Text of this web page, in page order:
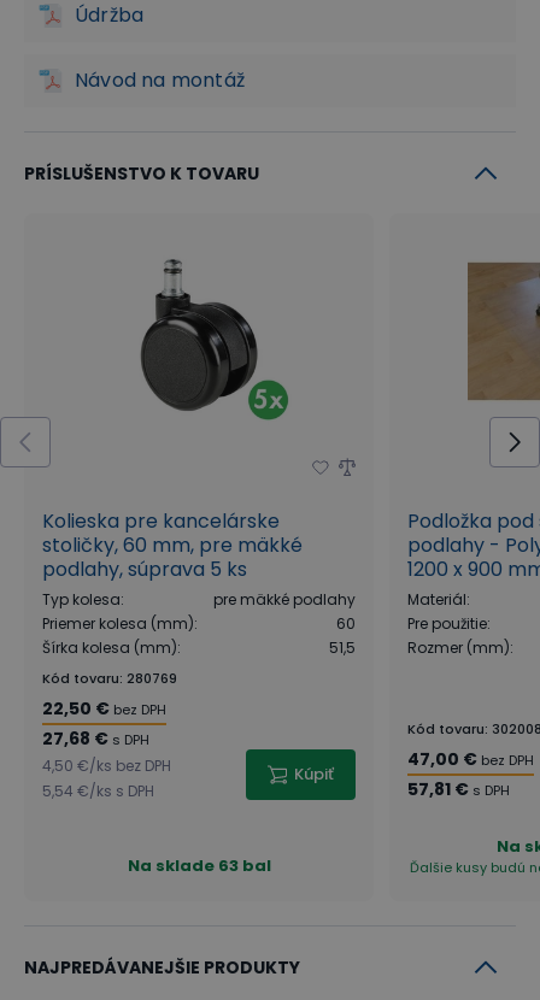
Elegantný hliníkový kríž
Jednou z neprehliadnuteľných súčastí stoličky je
bezpochyby elegantnýhliníkový kríž
dodáva stoličke celkovú stabilitu a odolnosť. Slúži
tiež ako základňa na uchytenie piestu a
pojazdových koliesok. Vďaka použitej základni,
stoličky určený prevysoké zaťaženie až 150 kg.
Povrchová úprava leštením dodáva stoličke
potrebnú eleganciu. Piest umožňuje nastavenie
výšky sedadla v rozsahu 45 - 55 cm.
Kolieska pre tvrdé podlahy - žiadne stopy na
Údržba
Návod na montáž
PRÍSLUŠENSTVO K TOVARU
Kolieska pre kancelárske
stoličky, 60 mm, pre mäkké
podlahy, súprava 5 ks
Typ kolesa:
pre mäkké podlahy
Priemer kolesa (mm):
60
Šírka kolesa (mm): 51,5
Kód tovaru: 280769
22,50 € bez DPH
27,68 € s DPH
4,50 €/ks bez DPH
5,54 €/ks s DPH
Kúpiť
Na sklade 63 bal
Podložka
podlahy -
1200 x 900
Materiál:
Pre použitie:
Rozmer (mm):
Kód tovaru:
47,00 € bez DPH
57,81 € s DPH
Na
Ďalšie kusy budú
NAJPREDÁVANEJŠIE PRODUKTY